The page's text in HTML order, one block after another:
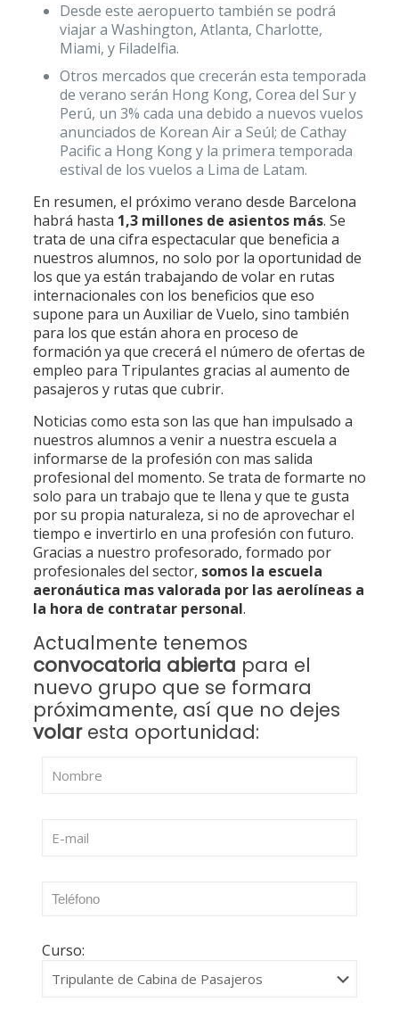
Desde este aeropuerto también se podrá
viajar a Washington, Atlanta, Charlotte,
Miami, y Filadelfia.
Otros mercados que crecerán esta temporada
de verano serán Hong Kong, Corea del Sur y
Perú, un 3% cada una debido a nuevos vuelos
anunciados de Korean Air a Seúl; de Cathay
Pacific a Hong Kong y la primera temporada
estival de los vuelos a Lima de Latam.
En resumen, el próximo verano desde Barcelona
habrá hasta 1,3 millones de asientos más. Se
trata de una cifra espectacular que beneficia a
nuestros alumnos, no solo por la oportunidad de
los que ya están trabajando de volar en rutas
internacionales con los beneficios que eso
supone para un Auxiliar de Vuelo, sino también
para los que están ahora en proceso de
formación ya que crecerá el número de ofertas de
empleo para Tripulantes gracias al aumento de
pasajeros y rutas que cubrir.
Noticias como esta son las que han impulsado a
nuestros alumnos a venir a nuestra escuela a
informarse de la profesión con mas salida
profesional del momento. Se trata de formarte no
solo para un trabajo que te llena y que te gusta
por su propia naturaleza, si no de aprovechar el
tiempo e invertirlo en una profesión con futuro.
Gracias a nuestro profesorado, formado por
profesionales del sector, somos la escuela
aeronáutica mas valorada por las aerolíneas a
la hora de contratar personal.
Actualmente tenemos
convocatoria abierta para el
nuevo grupo que se formara
próximamente, así que no dejes
volaresta oportunidad:
Curso: